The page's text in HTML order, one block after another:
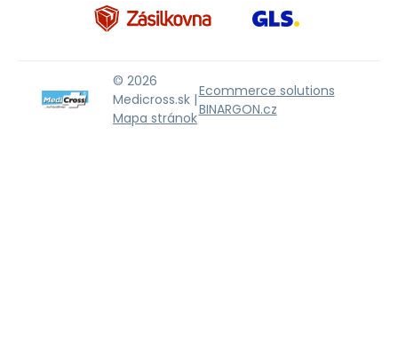
© 2026
Medicross.sk |
Mapa stránok
Ecommerce solutions
BINARGON.cz